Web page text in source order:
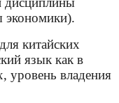
экономики).
китайских
язык как в
уровень владения